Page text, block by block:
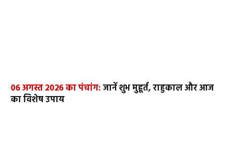
06 अगस्त 2026 का पंचांग:जानें शुभ मुहूर्त, राहुकाल और आज
का विशेष उपाय